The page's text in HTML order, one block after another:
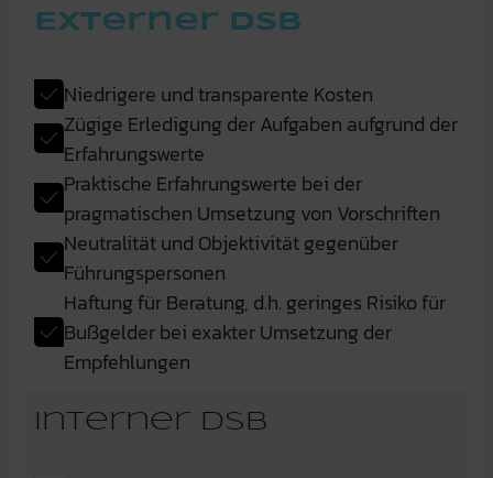
Externer DSB
Niedrigere und transparente Kosten
Zügige Erledigung der Aufgaben aufgrund der
Erfahrungswerte
Praktische Erfahrungswerte bei der
pragmatischen Umsetzung von Vorschriften
Neutralität und Objektivität gegenüber
Führungspersonen
Haftung für Beratung, d.h. geringes Risiko für
Bußgelder bei exakter Umsetzung der
Empfehlungen
Interner DSB